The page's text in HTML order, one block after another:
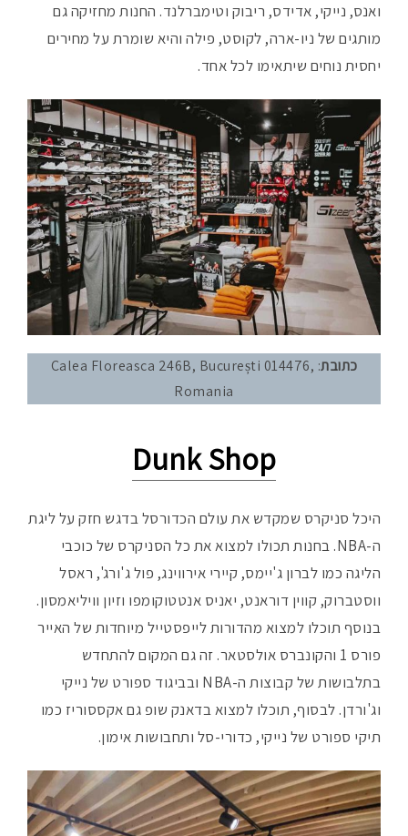
ואנס, נייקי, אדידס, ריבוק וטימברלנד. החנות מחזיקה גם
מותגים של ניו-ארה, לקוסט, פילה והיא שומרת על מחירים
יחסית נוחים שיתאימו לכל אחד.
כתובת : Calea Floreasca 246B, București 014476,
Romania
Dunk Shop
היכל סניקרס שמקדש את עולם הכדורסל בדגש חזק על ליגת
ה-NBA. בחנות תכולו למצוא את כל הסניקרס של כוכבי
הליגה כמו לברון ג'יימס, קיירי אירווינג, פול ג'ורג', ראסל
ווסטברוק, קווין דוראנט, יאניס אנטטוקומפו וזיון וויליאמסון.
בנוסף תוכלו למצוא מהדורות לייפסטייל מיוחדות של האייר
פורס 1 והקונברס אולסטאר. זה גם המקום להתחדש
בתלבושות של קבוצות ה-NBA ובביגוד ספורט של נייקי
וג'ורדן. לבסוף, תוכלו למצוא בדאנק שופ גם אקססוריז כמו
תיקי ספורט של נייקי, כדורי-סל ותחבושות אימון.